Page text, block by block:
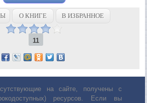
О КНИГЕ В ИЗБРАННОЕ
11
на сайте, получены с
ресурсов. Если вы